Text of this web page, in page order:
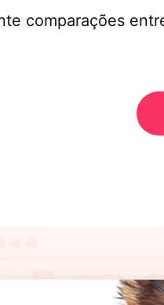
comparações